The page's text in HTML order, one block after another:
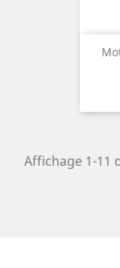
Affichage 1-11